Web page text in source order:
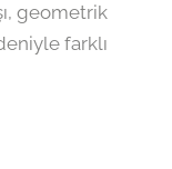
geometrik
farklı